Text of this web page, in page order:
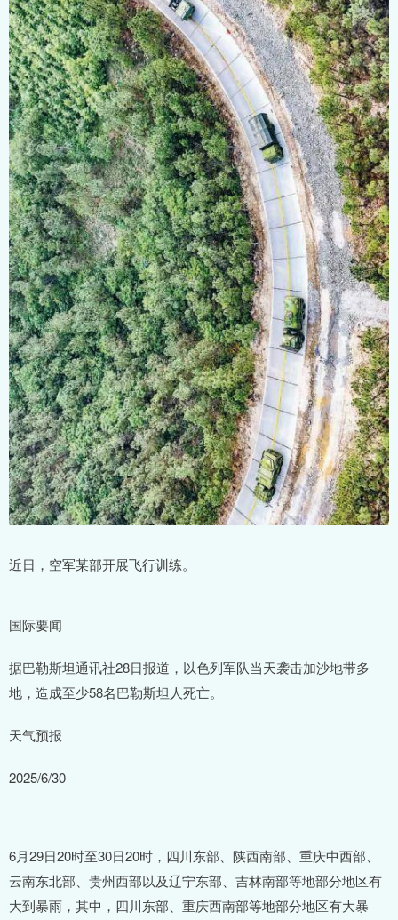
近日，空军某部开展飞行训练。
国际要闻
据巴勒斯坦通讯社28日报道，以色列军队当天袭击加沙地带多
地，造成至少58名巴勒斯坦人死亡。
天气预报
2025/6/30
6月29日20时至30日20时，四川东部、陕西南部、重庆中西部、
云南东北部、贵州西部以及辽宁东部、吉林南部等地部分地区有
大到暴雨，其中，四川东部、重庆西南部等地部分地区有大暴